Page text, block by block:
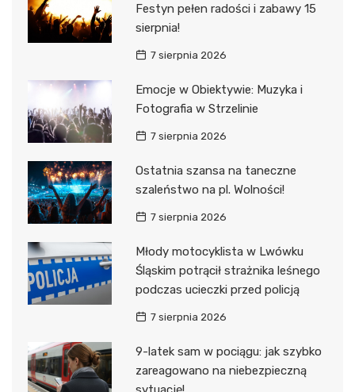
Festyn pełen radości i zabawy 15
sierpnia!
7 sierpnia 2026
Emocje w Obiektywie: Muzyka i
Fotografia w Strzelinie
7 sierpnia 2026
Ostatnia szansa na taneczne
szaleństwo na pl. Wolności!
7 sierpnia 2026
Młody motocyklista w Lwówku
Śląskim potrącił strażnika leśnego
podczas ucieczki przed policją
7 sierpnia 2026
9-latek sam w pociągu: jak szybko
zareagowano na niebezpieczną